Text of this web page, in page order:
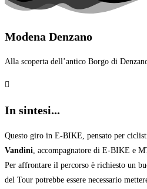
Modena Denzano
Alla scoperta dell’antico Borgo di
In sintesi...
Questo giro in E-BIKE, pensato per
Vandini , accompagnatore di E-BIKE e
Per affrontare il percorso è richiesto un
del Tour potrebbe essere necessario